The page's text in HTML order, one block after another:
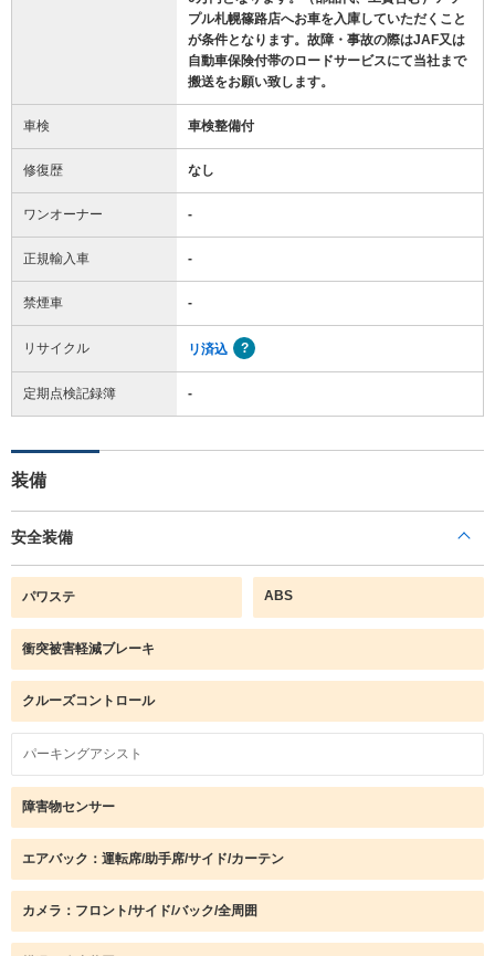
プル札幌篠路店へお車を入庫していただくこと
が条件となります。故障・事故の際はJAF又は
自動車保険付帯のロードサービスにて当社まで
搬送をお願い致します。
車検 車検整備付
修復歴 なし
ワンオーナー -
正規輸入車 -
禁煙車 -
リサイクル リ済込
定期点検記録簿 -
装備
安全装備
パワステ ABS
衝突被害軽減ブレーキ
クルーズコントロール
パーキングアシスト
障害物センサー
エアバック：運転席/助手席/サイド/カーテン
カメラ：フロント/サイド/バック/全周囲